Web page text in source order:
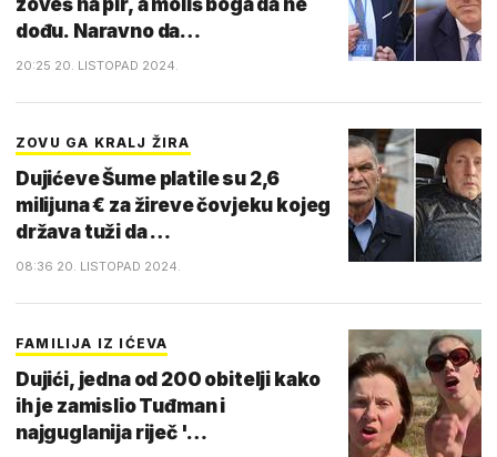
zoveš na pir, a moliš boga da ne
dođu. Naravno da…
20:25 20. LISTOPAD 2024.
ZOVU GA KRALJ ŽIRA
Dujićeve Šume platile su 2,6
milijuna € za žireve čovjeku kojeg
država tuži da …
08:36 20. LISTOPAD 2024.
FAMILIJA IZ IĆEVA
Dujići, jedna od 200 obitelji kako
ih je zamislio Tuđman i
najguglanija riječ '…